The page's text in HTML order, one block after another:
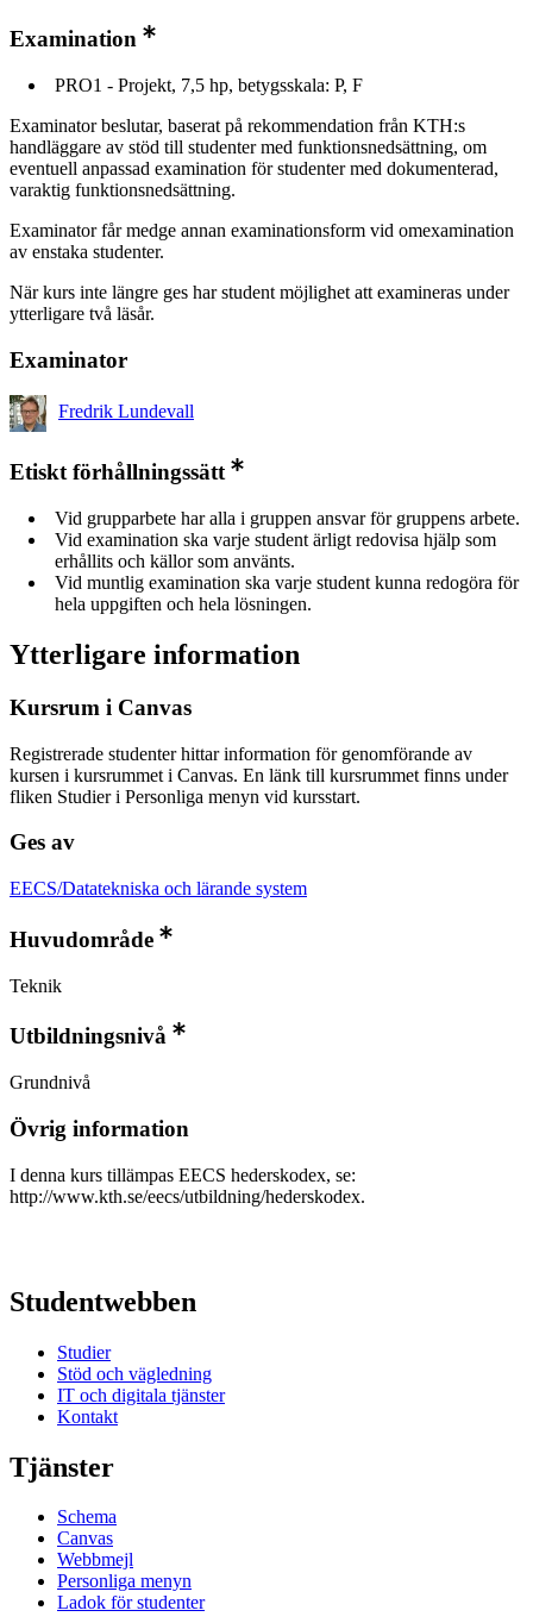
Examination
PRO1 - Projekt, 7,5 hp, betygsskala: P, F
Examinator beslutar, baserat på rekommendation från KTH:s
handläggare av stöd till studenter med funktionsnedsättning, om
eventuell anpassad examination för studenter med dokumenterad,
varaktig funktionsnedsättning.
Examinator får medge annan examinationsform vid omexamination
av enstaka studenter.
När kurs inte längre ges har student möjlighet att examineras under
ytterligare två läsår.
Examinator
Fredrik Lundevall
Etiskt förhållningssätt
Vid grupparbete har alla i gruppen ansvar för gruppens arbete.
Vid examination ska varje student ärligt redovisa hjälp som
erhållits och källor som använts.
Vid muntlig examination ska varje student kunna redogöra för
hela uppgiften och hela lösningen.
Ytterligare information
Kursrum i Canvas
Registrerade studenter hittar information för genomförande av
kursen i kursrummet i Canvas. En länk till kursrummet finns under
fliken Studier i Personliga menyn vid kursstart.
Ges av
EECS/Datatekniska och lärande system
Huvudområde
Teknik
Utbildningsnivå
Grundnivå
Övrig information
I denna kurs tillämpas EECS hederskodex, se:
http://www.kth.se/eecs/utbildning/hederskodex.
Studentwebben
Studier
Stöd och vägledning
IT och digitala tjänster
Kontakt
Tjänster
Schema
Canvas
Webbmejl
Personliga menyn
Ladok för studenter